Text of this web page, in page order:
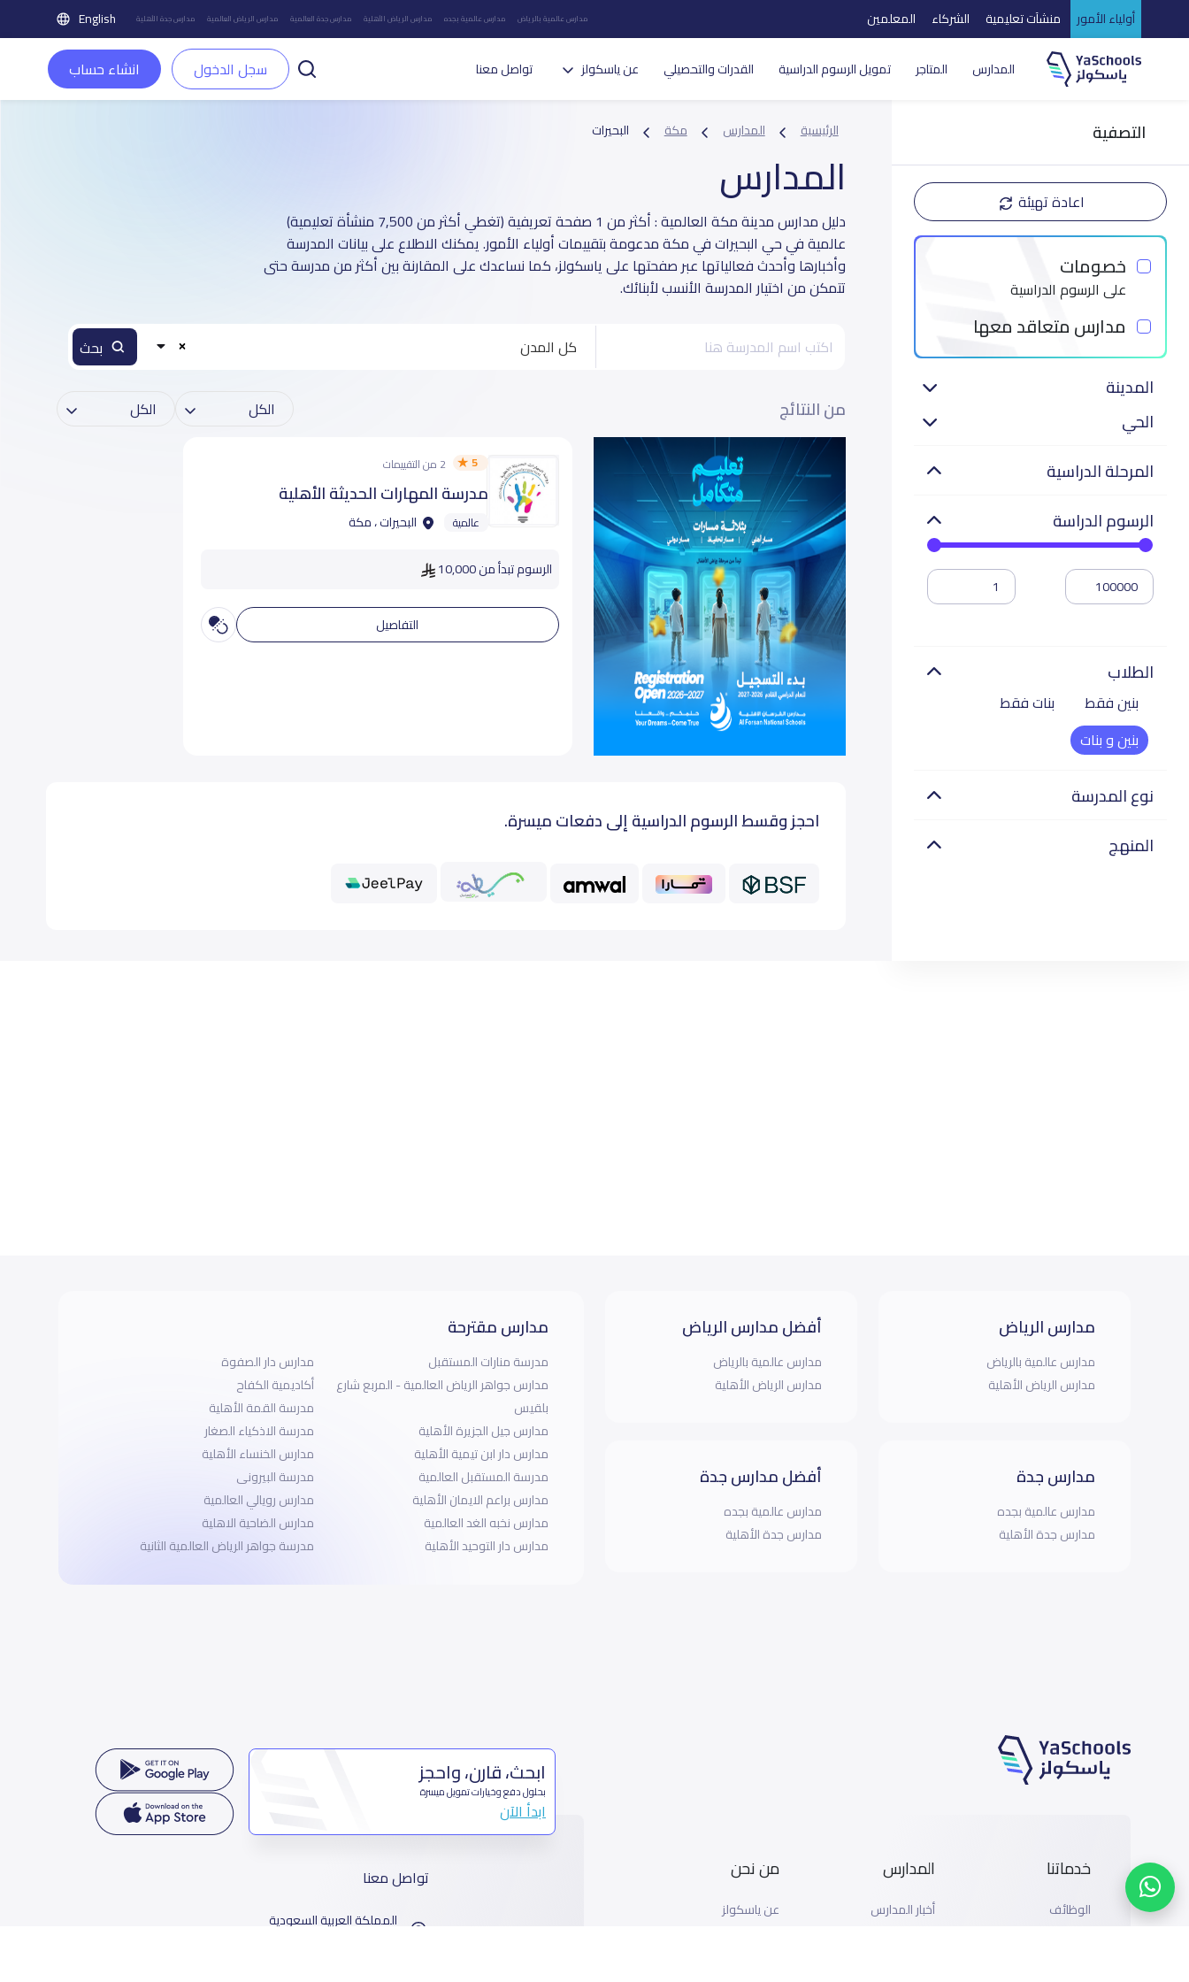
أولياء الأمور منشآت تعليمية الشركاء المعلمين مدارس عالمية بالرياض مدارس عالمية بجده مدارس الرياض الأهلية مدارس جدة العالمية مدارس الرياض العالمية مدارس جدة الأهلية English
المدارس المتاجر تمويل الرسوم الدراسية القدرات والتحصيلي عن ياسكولز تواصل معنا سجل الدخول انشاء حساب
التصفية
اعادة تهيئة
خصومات
على الرسوم الدراسية
مدارس متعاقد معها
المدينة
الحي
المرحلة الدراسية
الرسوم الدراسة
الطلاب
بنين فقط
بنات فقط
بنين و بنات
نوع المدرسة
المنهج
الرئيسية المدارس مكة البحيرات
المدارس
دليل مدارس مدينة مكة العالمية : أكثر من 1 صفحة تعريفية (تغطي أكثر من 7,500 منشأة تعليمية)
عالمية في حي البحيرات في مكة مدعومة بتقييمات أولياء الأمور. يمكنك الاطلاع على بيانات المدرسة
وأخبارها وأحدث فعالياتها عبر صفحتها على ياسكولز، كما نساعدك على المقارنة بين أكثر من مدرسة حتى
تتمكن من اختيار المدرسة الأنسب لأبنائك.
كل المدن
من النتائج
5 2 من التقييمات
مدرسة المهارات الحديثة الأهلية
عالمية البحيرات ، مكة
الرسوم تبدأ من 10,000
التفاصيل
احجز وقسط الرسوم الدراسية إلى دفعات ميسرة.
مدارس الرياض
مدارس عالمية بالرياض
مدارس الرياض الأهلية
مدارس جدة
مدارس عالمية بجده
مدارس جدة الأهلية
أفضل مدارس الرياض
مدارس عالمية بالرياض
مدارس الرياض الأهلية
أفضل مدارس جدة
مدارس عالمية بجده
مدارس جدة الأهلية
مدارس مقترحة
مدرسة منارات المستقبل
مدارس جواهر الرياض العالمية - المربع شارع
بلقيس
مدارس جيل الجزيرة الأهلية
مدارس دار ابن تيمية الأهلية
مدرسة المستقبل العالمية
مدارس براعم الايمان الأهلية
مدارس نخبه الغد العالمية
مدارس دار التوحيد الأهلية
مدارس دار الصفوة
أكاديمية الكفاح
مدرسة القمة الأهلية
مدرسة الاذكياء الصغار
مدارس الخنساء الأهلية
مدرسة البيرونى
مدارس رويالي العالمية
مدارس الضاحية الاهلية
مدرسة جواهر الرياض العالمية الثانية
خدماتنا
الوظائف
المدارس
أخبار المدارس
من نحن
عن ياسكولز
ابحث، قارن، واحجز
بحلول دفع وخيارات تمويل ميسرة
ابدأ الآن
تواصل معنا
المملكة العربية السعودية